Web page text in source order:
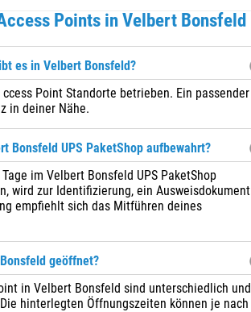
Points in Velbert Bonsfeld
es in Velbert Bonsfeld?
Point Standorte betrieben. Ein passender
in deiner Nähe.
Bonsfeld UPS PaketShop aufbewahrt?
im Velbert Bonsfeld UPS PaketShop
wird zur Identifizierung, ein Ausweisdokument
empfiehlt sich das Mitführen deines
geöffnet?
in Velbert Bonsfeld sind unterschiedlich und
hinterlegten Öffnungszeiten können je nach